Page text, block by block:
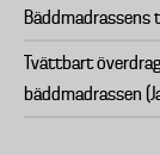
Bäddmadrassens
Tvättbart
bäddmadrassen